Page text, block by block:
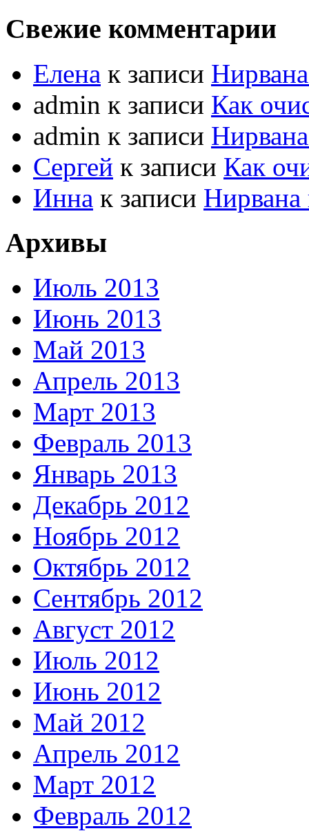
Свежие комментарии
Елена к записи
admin к записи Как
admin к записи
Сергей к записи Как
Инна к записи
Архивы
Июль 2013
Июнь 2013
Май 2013
Апрель 2013
Март 2013
Февраль 2013
Январь 2013
Декабрь 2012
Ноябрь 2012
Октябрь 2012
Сентябрь 2012
Август 2012
Июль 2012
Июнь 2012
Май 2012
Апрель 2012
Март 2012
Февраль 2012